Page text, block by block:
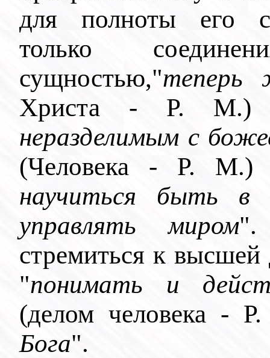
для полноты его
только
сущностью,"теперь
Христа - Р.
неразделимым с
(Человека - Р.
научиться быть в
управлять миром".
стремиться к
"понимать и
(делом человека -
Бога".